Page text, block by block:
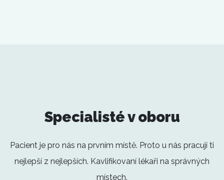
Specialisté v oboru
Pacient je pro nás na prvním místě. Proto u nás pracují ti
nejlepší z nejlepších. Kavlifikovaní lékaři na správných
místech.